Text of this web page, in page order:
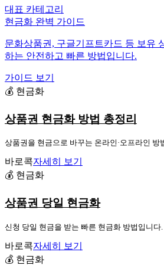
대표 카테고리
현금화 완벽 가이드
문화상품권, 구글기프트카드 등 보유
하는 안전하고 빠른 방법입니다.
가이드 보기
💰 현금화
상품권 현금화 방법 총정리
상품권을 현금으로 바꾸는 온라인·오프라인 방
바로콕자세히 보기
💰 현금화
상품권 당일 현금화
신청 당일 현금을 받는 빠른 현금화 방법입니다.
바로콕자세히 보기
💰 현금화